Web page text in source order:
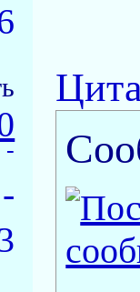
-